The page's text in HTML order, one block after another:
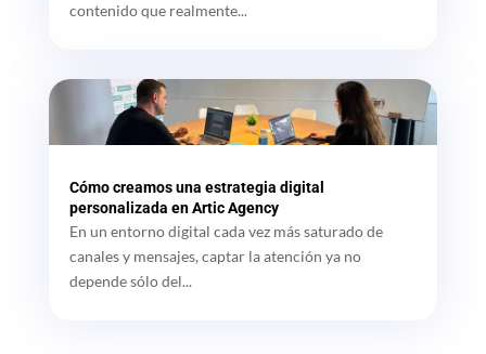
contenido que realmente...
Cómo creamos una estrategia digital
personalizada en Artic Agency
En un entorno digital cada vez más saturado de
canales y mensajes, captar la atención ya no
depende sólo del...